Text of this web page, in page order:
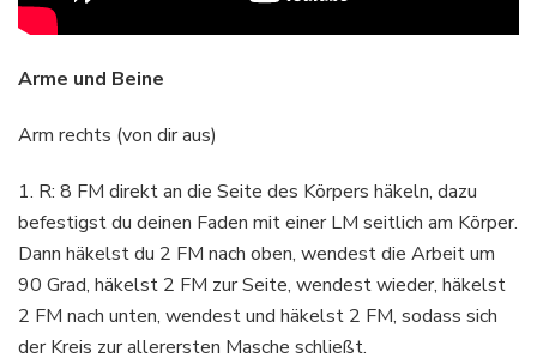
Arme und Beine
Arm rechts (von dir aus)
1. R: 8 FM direkt an die Seite des Körpers häkeln, dazu
befestigst du deinen Faden mit einer LM seitlich am Körper.
Dann häkelst du 2 FM nach oben, wendest die Arbeit um
90 Grad, häkelst 2 FM zur Seite, wendest wieder, häkelst
2 FM nach unten, wendest und häkelst 2 FM, sodass sich
der Kreis zur allerersten Masche schließt.